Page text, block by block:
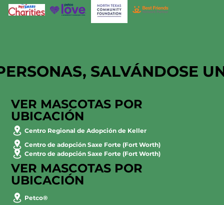
SALVÁNDOSE
VER MASCOTAS POR
UBICACIÓN
Centro Regional de Adopción de Keller
Centro de adopción Saxe Forte (Fort Worth)
Centro de adopción Saxe Forte (Fort Worth)
VER MASCOTAS POR
UBICACIÓN
Petco®